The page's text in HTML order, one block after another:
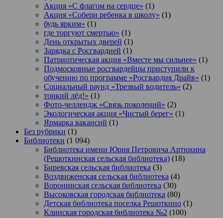
Акция «С флагом на сердце» (1)
Акция «Собери ребенка в школу» (1)
будь ярким» (1)
где торгуют смертью» (1)
День открытых дверей (1)
Зарядка с Росгвардией (1)
Патриотическая акция «Вместе мы сильнее» (1)
Подмосковные росгвардейцы приступили к
обучению по программе «Росгвардия Драйв» (1)
Социальный раунд «Трезвый водитель» (2)
тонкий лёд!» (1)
Фото-челлендж «Связь поколений» (2)
Экологическая акция «Чистый берег» (1)
Ярмарка вакансий (1)
Без рубрики (1)
Библиотеки (1 094)
Библиотека имени Юрия Петровича Артюхина
(Решоткинская сельская библиотека) (18)
Биревская сельская библиотека (3)
Воздвиженская сельская библиотека (4)
Воронинская сельская библиотека (30)
Высоковская городская библиотека (80)
Детская библиотека поселка Решоткино (1)
Клинская городская библиотека №2 (100)